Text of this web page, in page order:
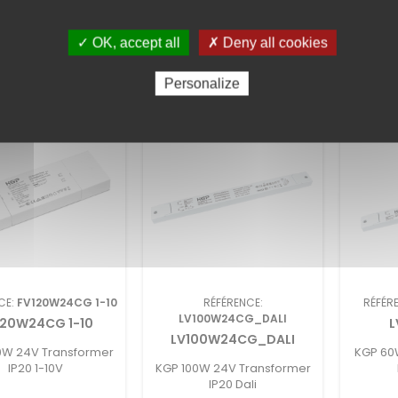
PRODUITS DANS LA MÊME CATÉGORIE :
FV120W24CG 1-10
1-10
24V Transformer
IP20 1-10V
RÉFÉRENCE:
LV100W24CG_DALI
LV100W24CG_DALI
KGP 100W 24V Transformer
IP20 Dali
KGP
✓ OK, accept all ✗ Deny all cookies
Personalize